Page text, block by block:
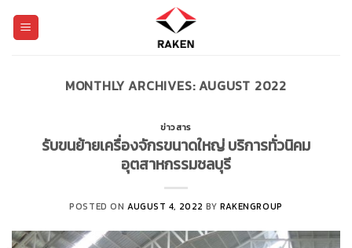
MONTHLY ARCHIVES:AUGUST 2022
ข่าวสาร
รับขนย้ายเครื่องจักรขนาดใหญ่ บริการทั่วนิคม
อุตสาหกรรมชลบุรี
POSTED ON AUGUST 4, 2022 BYRAKENGROUP